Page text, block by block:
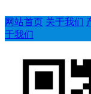
网站首页 关于我们
于我们